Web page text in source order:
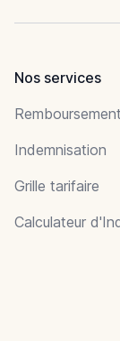
Nos services
Remboursement
Indemnisation
Grille tarifaire
Calculateur